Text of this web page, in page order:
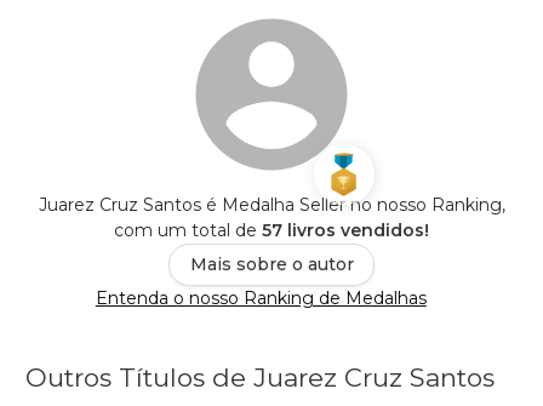
Juarez Cruz Santos é Medalha Seller no nosso Ranking,
com um total de 57 livros vendidos!
Mais sobre o autor
Entenda o nosso Ranking de Medalhas
Outros Títulos de Juarez Cruz Santos